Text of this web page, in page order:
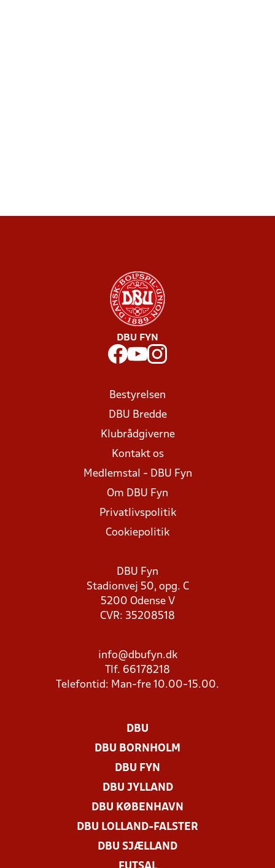
DBU FYN
Bestyrelsen
DBU Bredde
Klubrådgiverne
Kontakt os
Medlemstal - DBU Fyn
Om DBU Fyn
Privatlivspolitik
Cookiepolitik
DBU Fyn
Stadionvej 50, opg. C
5200 Odense V
CVR: 35208518
info@dbufyn.dk
Tlf. 66178218
Telefontid: Man-fre 10.00-15.00.
DBU
DBU BORNHOLM
DBU FYN
DBU JYLLAND
DBU KØBENHAVN
DBU LOLLAND-FALSTER
DBU SJÆLLAND